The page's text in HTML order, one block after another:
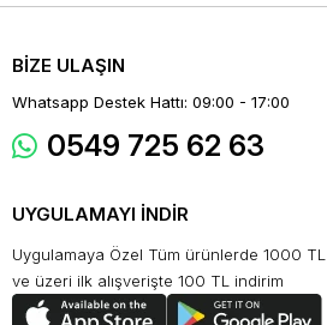
BİZE ULAŞIN
Whatsapp Destek Hattı: 09:00 - 17:00
0549 725 62 63
UYGULAMAYI İNDİR
Uygulamaya Özel Tüm ürünlerde 1000 TL
ve üzeri ilk alışverişte 100 TL indirim